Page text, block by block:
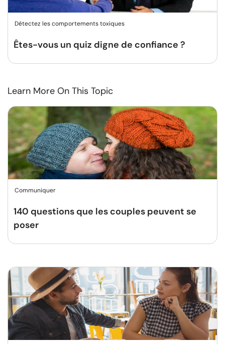
Détectez les comportements toxiques
Êtes-vous un quiz digne de confiance ?
Learn More On This Topic
Communiquer
140 questions que les couples peuvent se
poser